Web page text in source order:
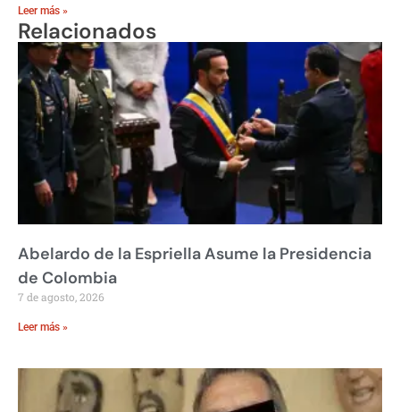
Leer más »
Relacionados
Abelardo de la Espriella Asume la Presidencia
de Colombia
7 de agosto, 2026
Leer más »